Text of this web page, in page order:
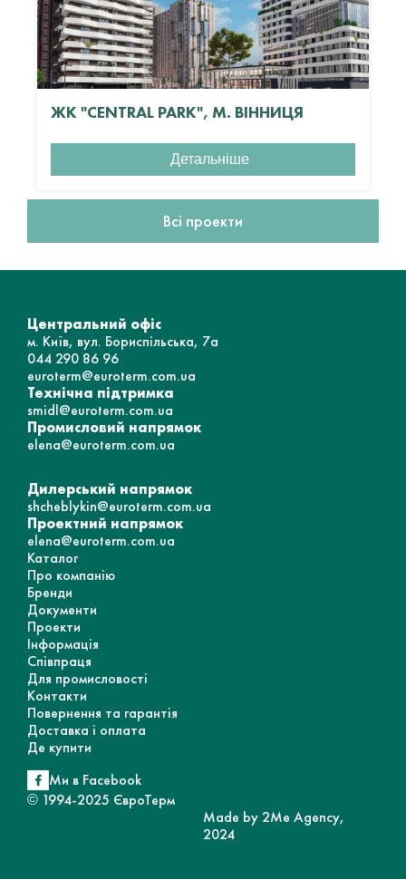
ЖК "CENTRAL PARK", М. ВІННИЦЯ
Детальніше
Всі проекти
Центральний офіс
м. Київ, вул. Бориспільська, 7а
044 290 86 96
euroterm@euroterm.com.ua
Технічна підтримка
smidl@euroterm.com.ua
Промисловий напрямок
elena@euroterm.com.ua
Дилерський напрямок
shcheblykin@euroterm.com.ua
Проектний напрямок
elena@euroterm.com.ua
Каталог
Про компанію
Бренди
Документи
Проекти
Інформація
Співпраця
Для промисловості
Контакти
Повернення та гарантія
Доставка і оплата
Де купити
Ми в Facebook
© 1994-2025 ЄвроТерм
Made by 2Me Agency,
2024